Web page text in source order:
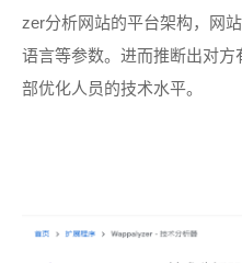
zer分析网站的平台架构，网
语言等参数。进而推断出对
部优化人员的技术水平。